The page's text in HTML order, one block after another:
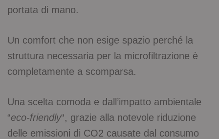
portata di mano.
Un comfort che non esige spazio perché la
struttura necessaria per la microfiltrazione è
completamente a scomparsa.
Una scelta comoda e dall’impatto ambientale
“eco-friendly“, grazie alla notevole riduzione
delle emissioni di CO2 causate dal consumo